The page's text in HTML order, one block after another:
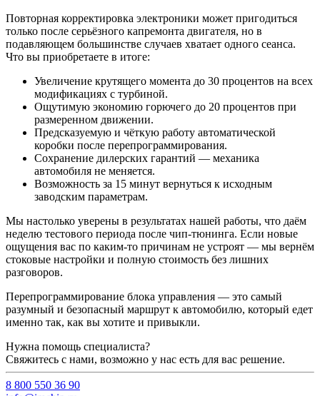
Повторная корректировка электроники может пригодиться
только после серьёзного капремонта двигателя, но в
подавляющем большинстве случаев хватает одного сеанса.
Что вы приобретаете в итоге:
Увеличение крутящего момента до 30 процентов на всех
модификациях с турбиной.
Ощутимую экономию горючего до 20 процентов при
размеренном движении.
Предсказуемую и чёткую работу автоматической
коробки после перепрограммирования.
Сохранение дилерских гарантий — механика
автомобиля не меняется.
Возможность за 15 минут вернуться к исходным
заводским параметрам.
Мы настолько уверены в результатах нашей работы, что даём
неделю тестового периода после чип-тюнинга. Если новые
ощущения вас по каким-то причинам не устроят — мы вернём
стоковые настройки и полную стоимость без лишних
разговоров.
Перепрограммирование блока управления — это самый
разумный и безопасный маршрут к автомобилю, который едет
именно так, как вы хотите и привыкли.
Нужна помощь специалиста?
Свяжитесь с нами, возможно у нас есть для вас решение.
8 800 550 36 90